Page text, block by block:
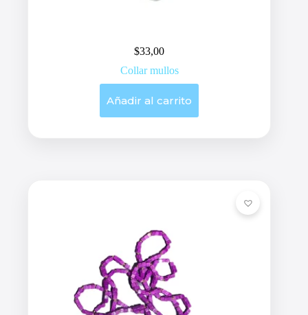
$33,00
Collar mullos
Añadir al carrito